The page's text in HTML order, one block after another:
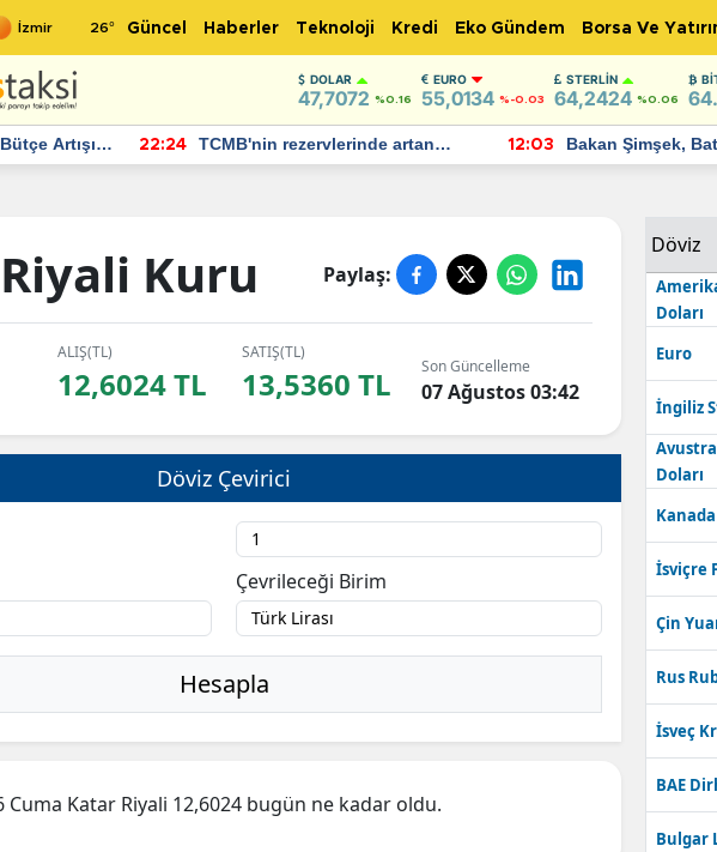
26° Güncel Haberler Teknoloji Kredi Eko Gündem Borsa Ve
DOLAR
47,7072 %0.16
EURO
55,0134 %-0.03
STERLIN
64,2424 %0.06
Artışı
22:24
TCMB'nin rezervlerinde artan
momentum devam ediyor
12:03
Bakan Şimşek,
için umut verici
Kuru Paylaş:
ALIŞ(TL)
12,6024 TL
SATIŞ(TL)
13,5360 TL Son Güncelleme
07 Ağustos 03:42
Döviz Çevirici
Çevrileceği Birim
Hesapla
Cuma Katar Riyali 12,6024 bugün ne kadar oldu.
Döviz
Doları
Euro
İngiliz
Doları
İsviçre
Çin
Rus
İsveç
BAE
Bulgar